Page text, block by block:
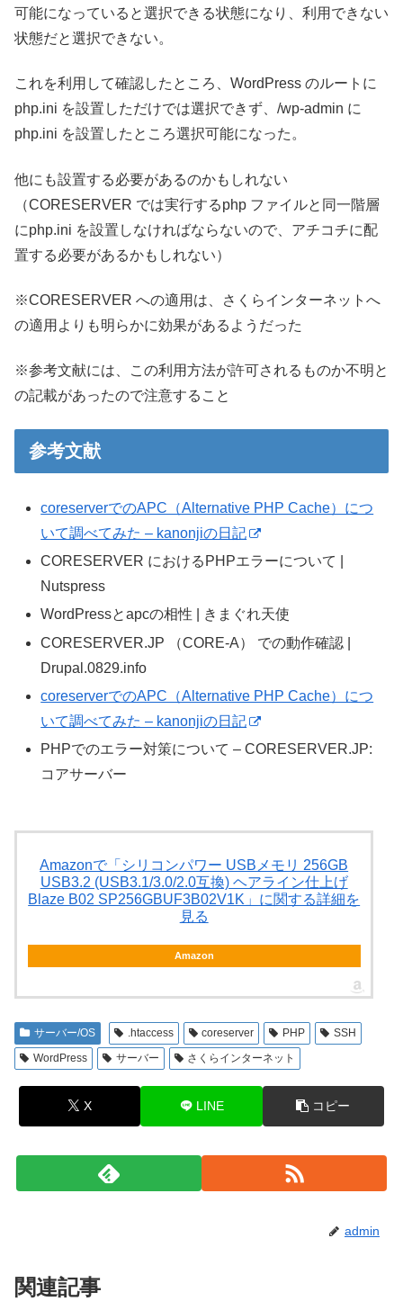
可能になっていると選択できる状態になり、利用できない
状態だと選択できない。
これを利用して確認したところ、WordPress のルートに
php.ini を設置しただけでは選択できず、/wp-admin に
php.ini を設置したところ選択可能になった。
他にも設置する必要があるのかもしれない
（CORESERVER では実行するphp ファイルと同一階層
にphp.ini を設置しなければならないので、アチコチに配
置する必要があるかもしれない）
※CORESERVER への適用は、さくらインターネットへ
の適用よりも明らかに効果があるようだった
※参考文献には、この利用方法が許可されるものか不明と
の記載があったので注意すること
参考文献
coreserverでのAPC（Alternative PHP Cache）につ
いて調べてみた – kanonjiの日記
CORESERVER におけるPHPエラーについて |
Nutspress
WordPressとapcの相性 | きまぐれ天使
CORESERVER.JP （CORE-A） での動作確認 |
Drupal.0829.info
coreserverでのAPC（Alternative PHP Cache）につ
いて調べてみた – kanonjiの日記
PHPでのエラー対策について – CORESERVER.JP:
コアサーバー
Amazonで「シリコンパワー USBメモリ 256GB
USB3.2 (USB3.1/3.0/2.0互換) ヘアライン仕上げ
Blaze B02 SP256GBUF3B02V1K」に関する詳細を
見る
Amazon
サーバー/OS .htaccess coreserver PHP
SSH
WordPress
サーバー さくらインターネット
X LINE コピー
admin
関連記事